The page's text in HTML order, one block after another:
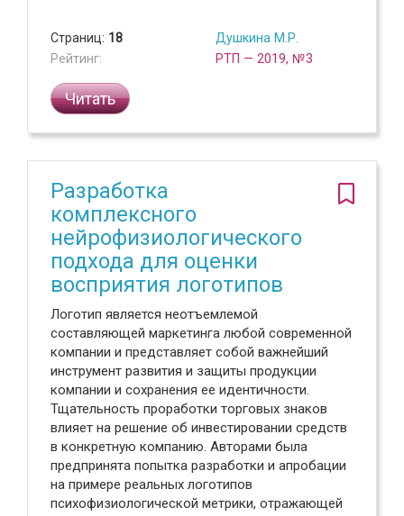
Страниц: 18
Рейтинг:
Душкина М.Р.
РТП — 2019, №3
Читать
Разработка
комплексного
нейрофизиологического
подхода для оценки
восприятия логотипов
Логотип является неотъемлемой
составляющей маркетинга любой современной
компании и представляет собой важнейший
инструмент развития и защиты продукции
компании и сохранения ее идентичности.
Тщательность проработки торговых знаков
влияет на решение об инвестировании средств
в конкретную компанию. Авторами была
предпринята попытка разработки и апробации
на примере реальных логотипов
психофизиологической метрики, отражающей